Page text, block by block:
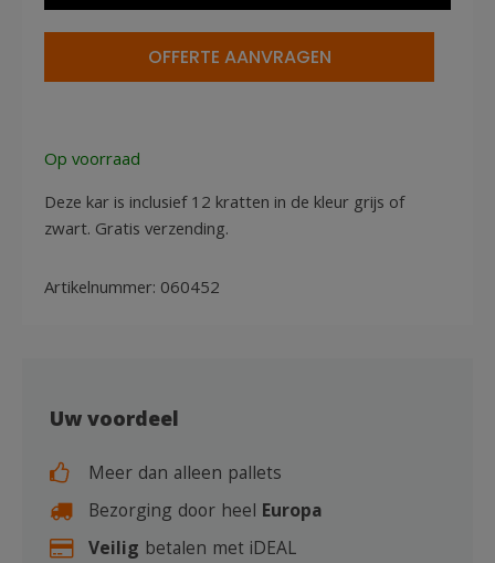
Euronorm
181x60x110cmOFFERTE AANVRAGEN
Op voorraad
Deze kar is inclusief 12 kratten in de kleur grijs of
zwart. Gratis verzending.
Artikelnummer: 060452
Uw voordeel
Meer dan alleen pallets
Bezorging door heel Europa
Veilig betalen met iDEAL